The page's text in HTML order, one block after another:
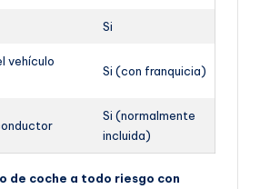
Si
vehículo
Si (con franquicia)
Si (normalmente
incluida)
de coche a todo riesgo con